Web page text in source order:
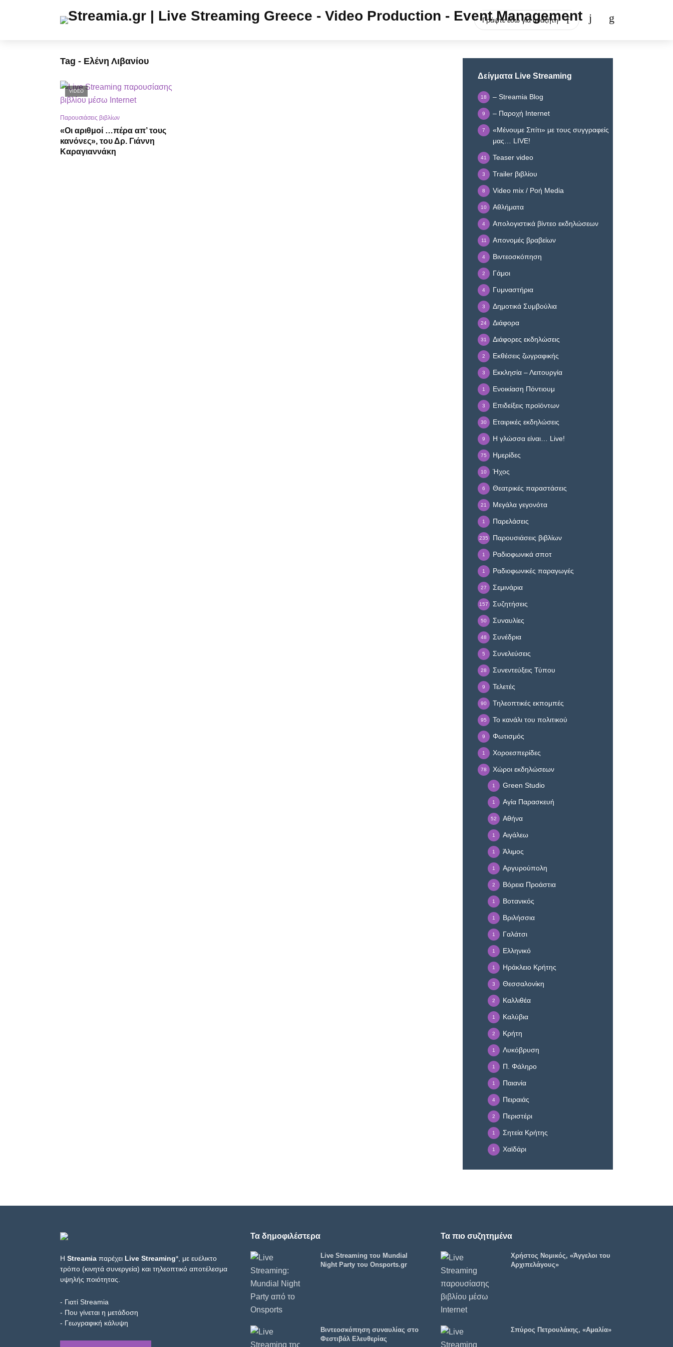
Tag - Ελένη Λιβανίου
VIDEO
Παρουσιάσεις βιβλίων
«Οι αριθμοί …πέρα απ’ τους
κανόνες», του Δρ. Γιάννη
Καραγιαννάκη
Δείγματα Live Streaming
– Streamia Blog
18
– Παροχή Internet
9
«Μένουμε Σπίτι» με τους συγγραφείς
μας… LIVE!
7
Teaser video
41
Trailer βιβλίου
3
Video mix / Ροή Media
8
Αθλήματα
10
Απολογιστικά βίντεο εκδηλώσεων
4
Απονομές βραβείων
11
Βιντεοσκόπηση
4
Γάμοι
2
Γυμναστήρια
4
Δημοτικά Συμβούλια
3
Διάφορα
24
Διάφορες εκδηλώσεις
31
Εκθέσεις ζωγραφικής
2
Εκκλησία – Λειτουργία
3
Ενοικίαση Πόντιουμ
1
Επιδείξεις προϊόντων
3
Εταιρικές εκδηλώσεις
30
Η γλώσσα είναι… Live!
9
Ημερίδες
75
Ήχος
10
Θεατρικές παραστάσεις
6
Μεγάλα γεγονότα
21
Παρελάσεις
1
Παρουσιάσεις βιβλίων
235
Ραδιοφωνικά σποτ
1
Ραδιοφωνικές παραγωγές
1
Σεμινάρια
27
Συζητήσεις
157
Συναυλίες
50
Συνέδρια
48
Συνελεύσεις
5
Συνεντεύξεις Τύπου
28
Τελετές
9
Τηλεοπτικές εκπομπές
90
Το κανάλι του πολιτικού
95
Φωτισμός
9
Χοροεσπερίδες
1
Χώροι εκδηλώσεων
78
Green Studio
1
Αγία Παρασκευή
1
Αθήνα
52
Αιγάλεω
1
Άλιμος
1
Αργυρούπολη
1
Βόρεια Προάστια
2
Βοτανικός
1
Βριλήσσια
1
Γαλάτσι
1
Ελληνικό
1
Ηράκλειο Κρήτης
1
Θεσσαλονίκη
3
Καλλιθέα
2
Καλύβια
1
Κρήτη
2
Λυκόβρυση
1
Π. Φάληρο
1
Παιανία
1
Πειραιάς
4
Περιστέρι
2
Σητεία Κρήτης
1
Χαϊδάρι
1
Η Streamia παρέχει Live Streaming*, με ευέλικτο
τρόπο (κινητά συνεργεία) και τηλεοπτικό αποτέλεσμα
υψηλής ποιότητας.
- Γιατί Streamia
- Που γίνεται η μετάδοση
- Γεωγραφική κάλυψη
Τα δημοφιλέστερα
Live Streaming του Mundial
Night Party του Onsports.gr
Βιντεοσκόπηση συναυλίας στο
Φεστιβάλ Ελευθερίας
Τα πιο συζητημένα
Χρήστος Νομικός, «Άγγελοι του
Αρχιπελάγους»
Σπύρος Πετρουλάκης, «Αμαλία»